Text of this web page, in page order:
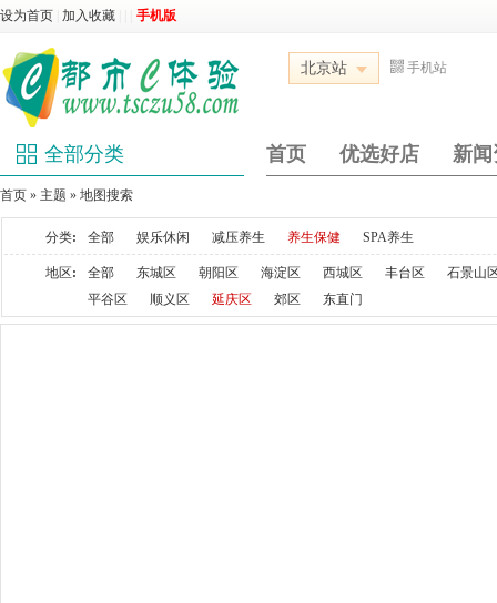
设为首页 加入收藏 手机版
北京站 手机站
全部分类 首页 优选好店 新闻
首页 » 主题 » 地图搜索
分类: 全部 娱乐休闲 减压养生 养生保健 SPA养生
地区: 全部 东城区 朝阳区 海淀区 西城区 丰台区
石景山
平谷区
顺义区 延庆区 郊区 东直门